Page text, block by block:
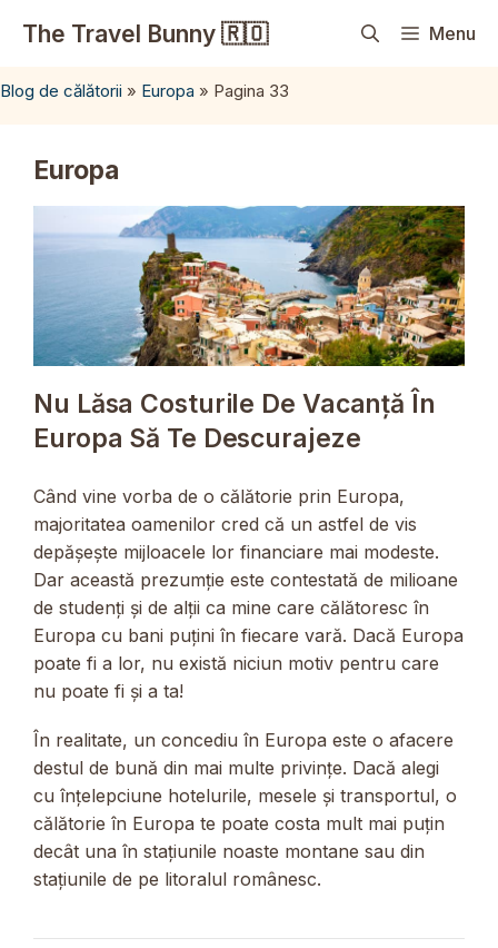
The Travel Bunny 🇷🇴 Menu
Blog de călătorii » Europa » Pagina 33
Europa
Nu Lăsa Costurile De Vacanță În
Europa Să Te Descurajeze
Când vine vorba de o călătorie prin Europa,
majoritatea oamenilor cred că un astfel de vis
depășește mijloacele lor financiare mai modeste.
Dar această prezumție este contestată de milioane
de studenți și de alții ca mine care călătoresc în
Europa cu bani puțini în fiecare vară. Dacă Europa
poate fi a lor, nu există niciun motiv pentru care
nu poate fi și a ta!
În realitate, un concediu în Europa este o afacere
destul de bună din mai multe privințe. Dacă alegi
cu înțelepciune hotelurile, mesele și transportul, o
călătorie în Europa te poate costa mult mai puțin
decât una în stațiunile noaste montane sau din
stațiunile de pe litoralul românesc.